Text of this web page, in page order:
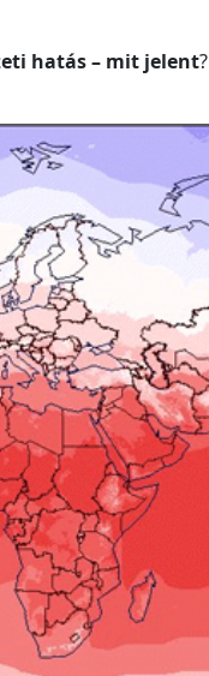
hatás – mit jelent?